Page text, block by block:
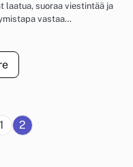
laatua, suoraa viestintää ja
vastaa…
1 2